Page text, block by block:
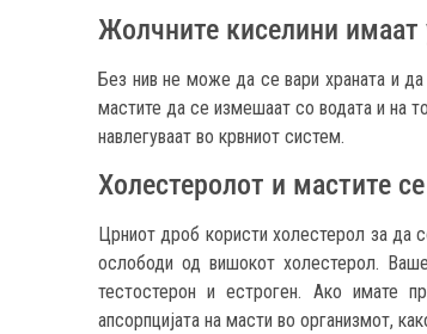
Жолчните киселини имаат
Без нив не може да се вари храната и да
мастите да се измешаат со водата и на
навлегуваат во крвниот систем.
Холестеролот и мастите
Црниот дроб користи холестерол за да
ослободи од вишокот холестерол.
тестостерон и естроген. Ако имате
апсорпцијата на масти во организмот,